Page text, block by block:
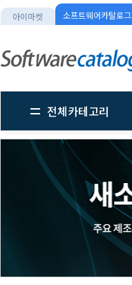
아이마켓 소프트웨어카탈로그
전체카테고리